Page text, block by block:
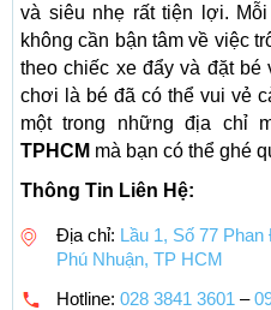
và siêu nhẹ rất tiện lợi.
không cần bận tâm về việc
theo chiếc xe đẩy và đặt bé
chơi là bé đã có thể vui vẻ
một trong những địa chỉ
TPHCM mà bạn có thể ghé
Thông Tin Liên Hệ:
Địa chỉ: Lầu 1, Số 77
Phú Nhuận, TP HCM
Hotline: 028 3841 3601 –